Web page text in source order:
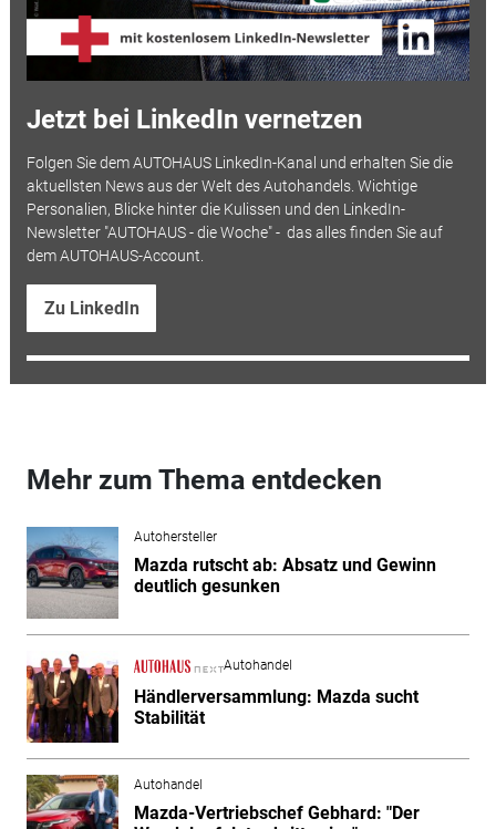
Jetzt bei LinkedIn vernetzen
Folgen Sie dem AUTOHAUS LinkedIn-Kanal und erhalten Sie die
aktuellsten News aus der Welt des Autohandels. Wichtige
Personalien, Blicke hinter die Kulissen und den LinkedIn-
Newsletter "AUTOHAUS - die Woche" - das alles finden Sie auf
dem AUTOHAUS-Account.
Zu LinkedIn
Mehr zum Thema entdecken
Autohersteller
Mazda rutscht ab: Absatz und Gewinn
deutlich gesunken
Autohandel
Händlerversammlung: Mazda sucht
Stabilität
Autohandel
Mazda-Vertriebschef Gebhard: "Der